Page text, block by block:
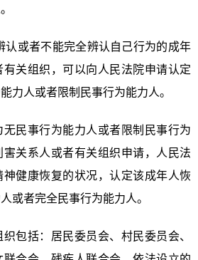
或者不能完全辨认自己行为的成年
关组织，可以向人民法院申请认定
力人或者限制民事行为能力人。
民事行为能力人或者限制民事行为
关系人或者有关组织申请，人民法
神健康恢复的状况，认定该成年人恢
或者完全民事行为能力人。
括：居民委员会、村民委员会、